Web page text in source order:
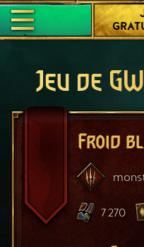
Jeu de
Froid
7 270